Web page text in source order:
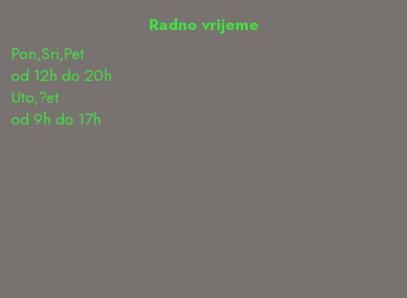
Radno vrijeme
Pon,Sri,Pet
od 12h do 20h
Uto,?et
od 9h do 17h